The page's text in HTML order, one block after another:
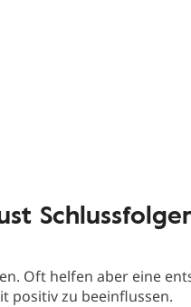
Oft helfen aber eine
positiv zu beeinflussen.